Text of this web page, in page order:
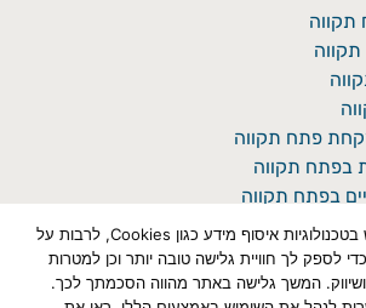
תקווה
פתח תקווה
בפתח תקווה
בפתח תקווה
באתר זה נעשה שימוש בטכנולוגיות איסוף מידע כגון Cookies, לרבות על
לספק לך חוויית גלישה טובה יותר וכן למטרות
ושיווק. המשך גלישה באתר מהווה הסכמתך לכך.